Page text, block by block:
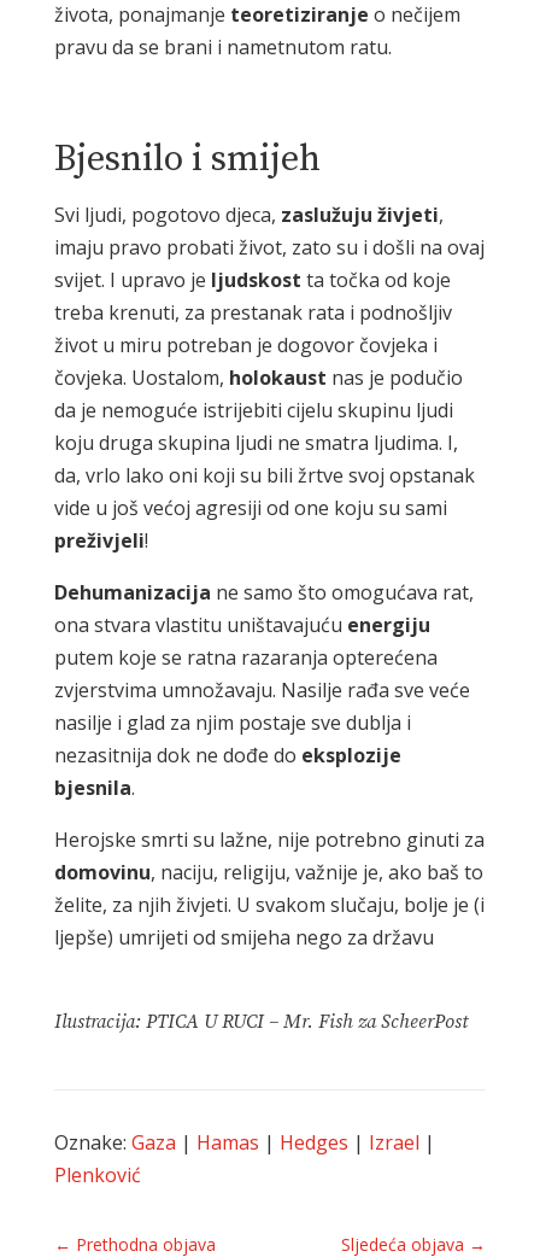
života, ponajmanje teoretiziranje o nečijem
pravu da se brani i nametnutom ratu.
Bjesnilo i smijeh
Svi ljudi, pogotovo djeca, zaslužuju živjeti,
imaju pravo probati život, zato su i došli na ovaj
svijet. I upravo je ljudskost ta točka od koje
treba krenuti, za prestanak rata i podnošljiv
život u miru potreban je dogovor čovjeka i
čovjeka. Uostalom, holokaust nas je podučio
da je nemoguće istrijebiti cijelu skupinu ljudi
koju druga skupina ljudi ne smatra ljudima. I,
da, vrlo lako oni koji su bili žrtve svoj opstanak
vide u još većoj agresiji od one koju su sami
preživjeli!
Dehumanizacija ne samo što omogućava rat,
ona stvara vlastitu uništavajuću energiju
putem koje se ratna razaranja opterećena
zvjerstvima umnožavaju. Nasilje rađa sve veće
nasilje i glad za njim postaje sve dublja i
nezasitnija dok ne dođe do eksplozije
bjesnila.
Herojske smrti su lažne, nije potrebno ginuti za
domovinu, naciju, religiju, važnije je, ako baš to
želite, za njih živjeti. U svakom slučaju, bolje je (i
ljepše) umrijeti od smijeha nego za državu
Ilustracija: PTICA U RUCI – Mr. Fish za ScheerPost
Oznake: Gaza | Hamas | Hedges | Izrael |
Plenković
← Prethodna objava Sljedeća objava →